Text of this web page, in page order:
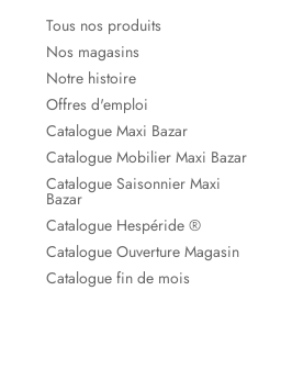
Tous nos produits
Nos magasins
Notre histoire
Offres d'emploi
Catalogue Maxi Bazar
Catalogue Mobilier Maxi Bazar
Catalogue Saisonnier Maxi
Bazar
Catalogue Hespéride ®
Catalogue Ouverture Magasin
Catalogue fin de mois